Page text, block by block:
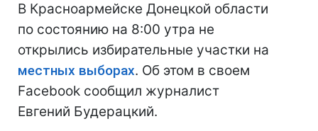
В Красноармейске Донецкой области
по состоянию на 8:00 утра не
открылись избирательные участки на
местных выборах. Об этом в своем
Facebook сообщил журналист
Евгений Будерацкий.